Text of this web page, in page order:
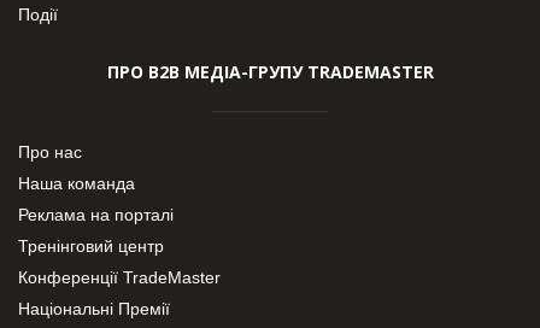
Події
ПРО В2В МЕДІА-ГРУПУ TRADEMASTER
Про нас
Наша команда
Реклама на порталі
Тренінговий центр
Конференції TradeMaster
Національні Премії